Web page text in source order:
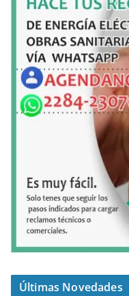
Últimas Novedades